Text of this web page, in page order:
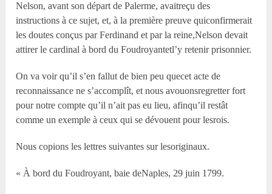
Nelson, avant son départ de Palerme, avaitreçu des
instructions à ce sujet, et, à la première preuve quiconfirmerait
les doutes conçus par Ferdinand et par la reine,Nelson devait
attirer le cardinal à bord du Foudroyantetl’y retenir prisonnier.
On va voir qu’il s’en fallut de bien peu quecet acte de
reconnaissance ne s’accomplît, et nous avouonsregretter fort
pour notre compte qu’il n’ait pas eu lieu, afinqu’il restât
comme un exemple à ceux qui se dévouent pour lesrois.
Nous copions les lettres suivantes sur lesoriginaux.
« À bord du Foudroyant, baie deNaples, 29 juin 1799.